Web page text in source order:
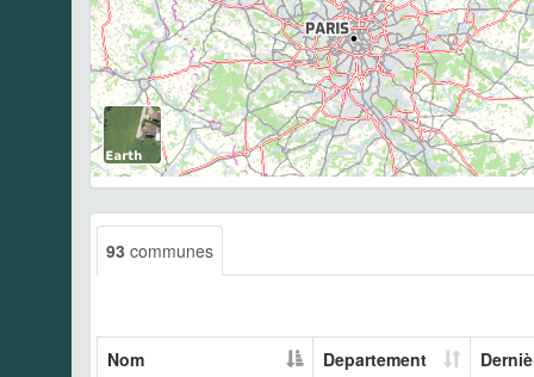
93 communes
Nom Departement